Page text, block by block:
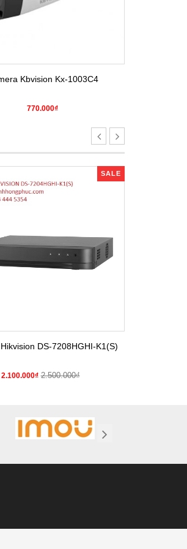
Kbvision Kx-1003C4
770.000₫
SALE
DS-7208HGHI-K1(S)
2.100.000₫ 2.500.000₫